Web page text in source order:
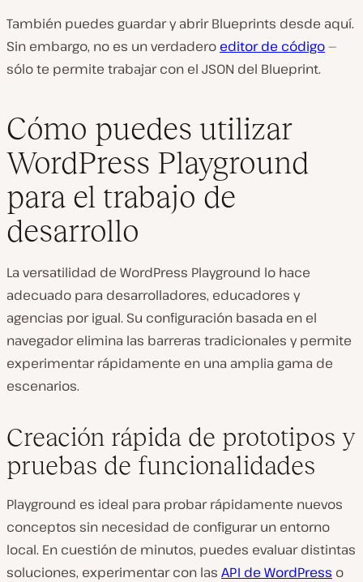
También puedes guardar y abrir Blueprints desde aquí.
Sin embargo, no es un verdadero editor de código—
sólo te permite trabajar con el JSON del Blueprint.
Cómo puedes utilizar
WordPress Playground
para el trabajo de
desarrollo
La versatilidad de WordPress Playground lo hace
adecuado para desarrolladores, educadores y
agencias por igual. Su configuración basada en el
navegador elimina las barreras tradicionales y permite
experimentar rápidamente en una amplia gama de
escenarios.
Creación rápida de prototipos y
pruebas de funcionalidades
Playground es ideal para probar rápidamente nuevos
conceptos sin necesidad de configurar un entorno
local. En cuestión de minutos, puedes evaluar distintas
soluciones, experimentar con las API de WordPress o